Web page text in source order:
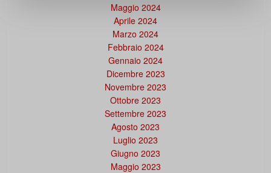
Maggio 2024
Aprile 2024
Marzo 2024
Febbraio 2024
Gennaio 2024
Dicembre 2023
Novembre 2023
Ottobre 2023
Settembre 2023
Agosto 2023
Luglio 2023
Giugno 2023
Maggio 2023